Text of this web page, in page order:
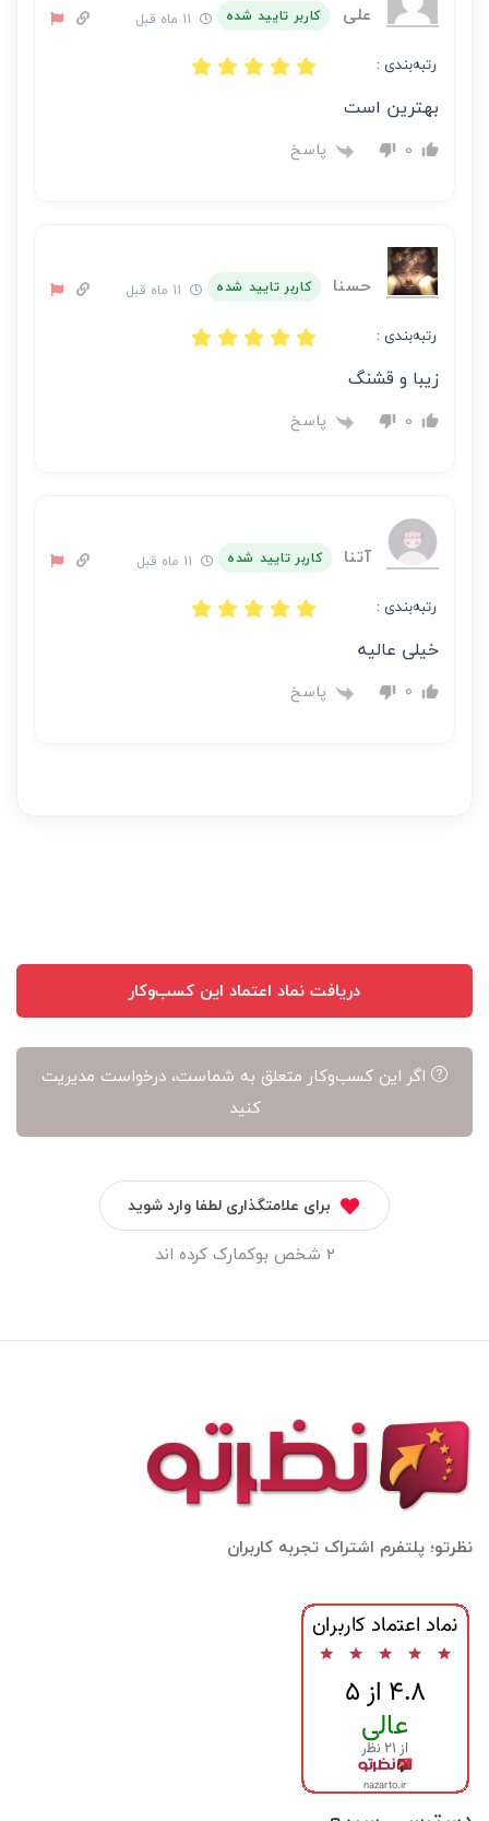
علی کاربر تایید شده
رتبه‌بندی :
بهترین است
0 پاسخ
حسنا کاربر تایید شده
رتبه‌بندی :
زیبا و قشنگ
0 پاسخ
آتنا کاربر تایید شده
رتبه‌بندی :
خیلی عالیه
0 پاسخ
دریافت نماد اعتماد این کسب‌وکار
اگر این کسب‌وکار متعلق به شماست، درخواست مدیریت
کنید
برای علامتگذاری لطفا وارد شوید
2 شخص بوکمارک کرده اند
نظرتو؛ پلتفرم اشتراک تجربه کاربران